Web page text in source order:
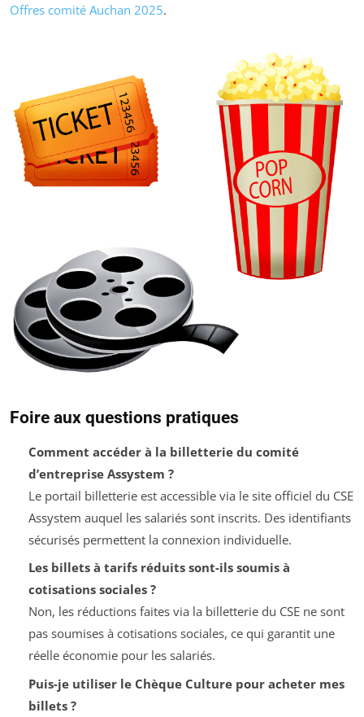
Offres comité Auchan 2025.
Foire aux questions pratiques
Comment accéder à la billetterie du comité
d’entreprise Assystem ?
Le portail billetterie est accessible via le site officiel du CSE
Assystem auquel les salariés sont inscrits. Des identifiants
sécurisés permettent la connexion individuelle.
Les billets à tarifs réduits sont-ils soumis à
cotisations sociales ?
Non, les réductions faites via la billetterie du CSE ne sont
pas soumises à cotisations sociales, ce qui garantit une
réelle économie pour les salariés.
Puis-je utiliser le Chèque Culture pour acheter mes
billets ?